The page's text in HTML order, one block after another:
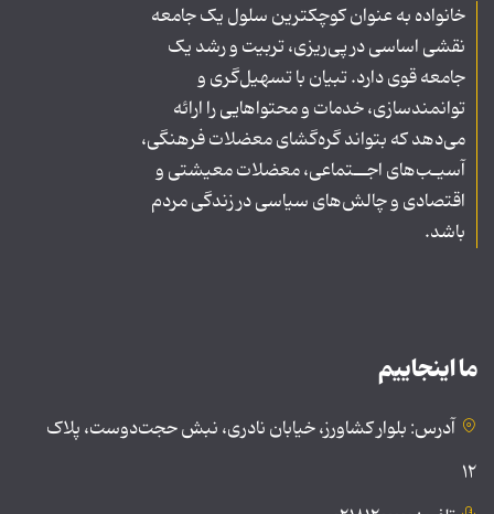
خانواده به عنوان کوچکترین سلول یک جامعه
نقشی اساسی در پی‌ریزی، تربیت و رشد یک
جامعه قوی دارد. تبیان با تسهیل‌گری و
توانمندسازی، خدمات و محتواهایی را ارائه
می‌دهد که بتواند گره‌گشای معضلات فرهنگی،
آسیـب‌های اجــتماعی، معضلات معیشتی و
اقتصادی و چالش‌های سیاسی در زندگی مردم
باشد.
ما اینجاییم
آدرس: بلوار کشاورز، خیابان نادری، نبش حجت‌دوست، پلاک
۱۲